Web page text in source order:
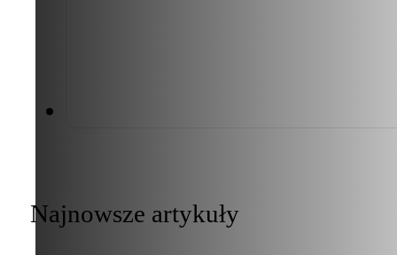
Najnowsze artykuły